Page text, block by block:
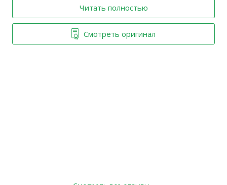
Читать полностью
Смотреть оригинал